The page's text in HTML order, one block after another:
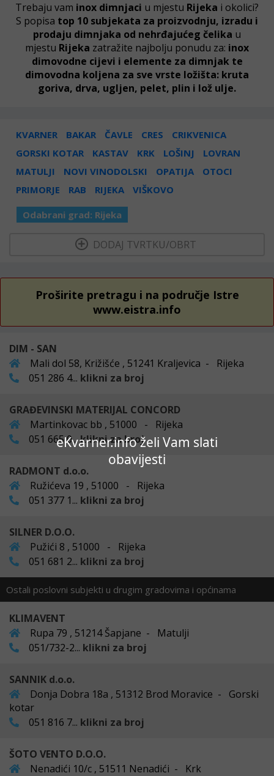
eKvarner.info želi Vam slati
obavijesti
Trebaju vam inox dimnjaci u mjestu Rijeka i okolici?
S popisa top 10 subjekata za proizvodnju, izradu i
prodaju dimnjaka od nehrđajućeg čelika u
mjestu Rijeka zatražite najbolju ponudu za: inox
dimovodne cijevi i elemente za dimnjak te
dimovodna koljena za sve vrste ložišta: kruta
goriva, drva, ugljen, pelet, plin i lož ulje.
KVARNER BAKAR ČAVLE CRES
CRIKVENICA
GORSKI KOTAR
KASTAV KRK LOŠINJ
LOVRAN
MATULJI
NOVI VINODOLSKI OPATIJA
OTOCI
PRIMORJE
RAB RIJEKA VIŠKOVO
Odabrani grad: Rijeka
DODAJ TVRTKU/OBRT
Proširite pretragu i na područje Istre
www.eistra.info
DIM - SAN
Mali dol 58, Križišće , 51241 Kraljevica - Rijeka
051 286 4... klikni za broj
GRAĐEVINSKI MATERIJAL CONCORD
Martinkovac bb , 51000 - Rijeka
051 665 0...klikni za broj
RADMONT d.o.o.
Ružićeva 19 , 51000 - Rijeka
051 377 1... klikni za broj
SILNER D.O.O.
Pužići 8 , 51000 - Rijeka
051 681 2... klikni za broj
Ostali poslovni subjekti u drugim gradovima i općinama
KLIMAVENT
Rupa 79 , 51214 Šapjane - Matulji
051/732-2... klikni za broj
SANNIK d.o.o.
Donja Dobra 18a , 51312 Brod Moravice - Gorski
kotar
051 816 7... klikni za broj
ŠOTO VENTO D.O.O.
Nenadići 10/c , 51511 Nenadići - Krk